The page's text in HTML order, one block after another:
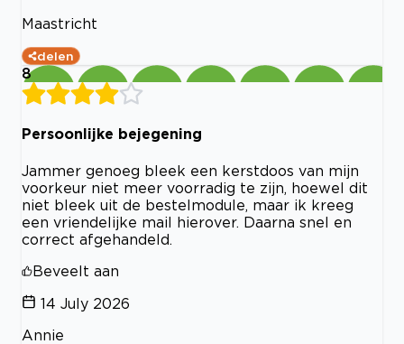
Maastricht
delen
8
Persoonlijke bejegening
Jammer genoeg bleek een kerstdoos van mijn
voorkeur niet meer voorradig te zijn, hoewel dit
niet bleek uit de bestelmodule, maar ik kreeg
een vriendelijke mail hierover. Daarna snel en
correct afgehandeld.
Beveelt aan
14 July 2026
Annie